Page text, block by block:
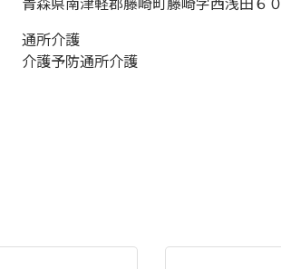
通所介護
介護予防通所介護